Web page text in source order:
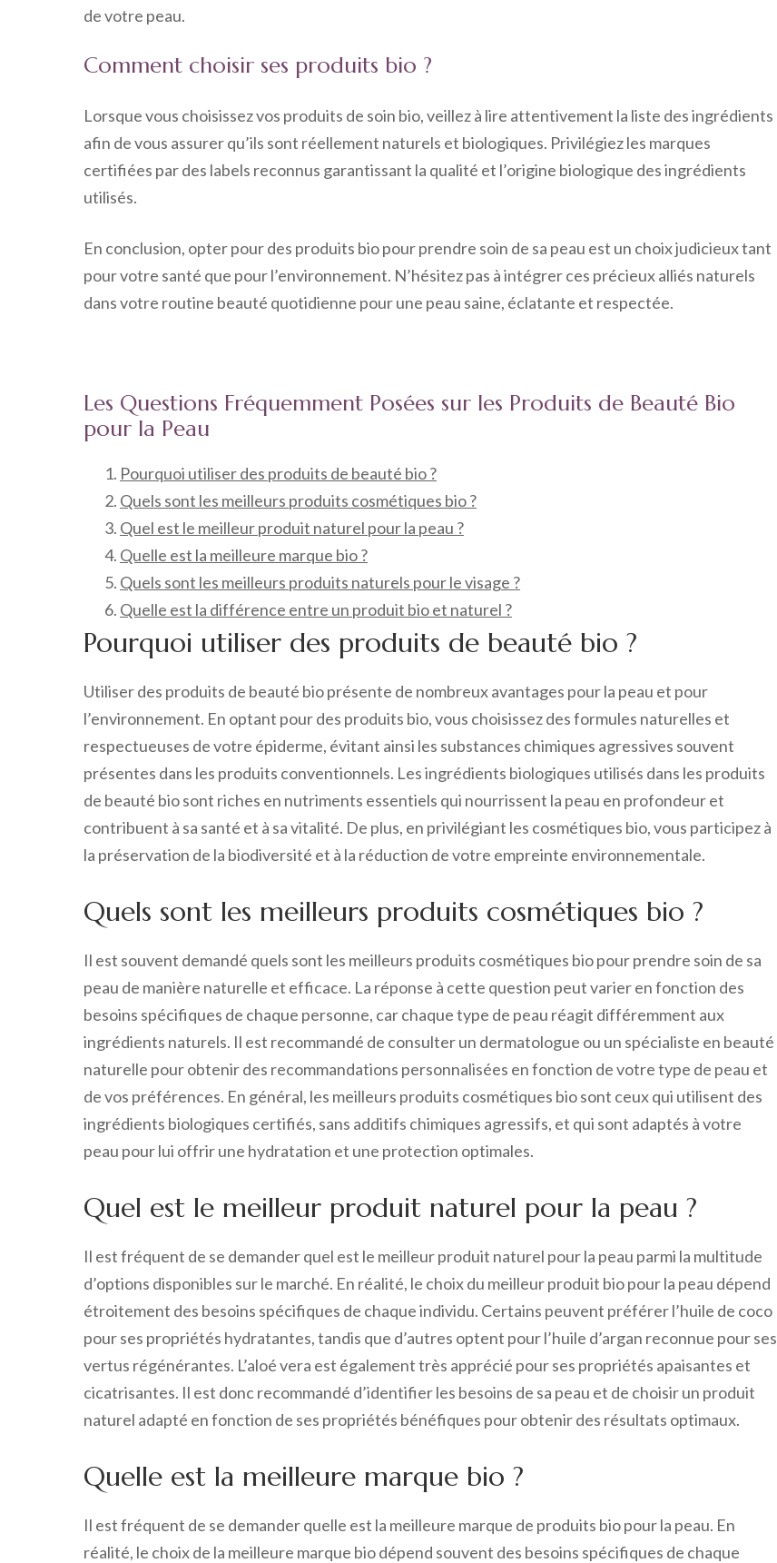
de votre peau.
Comment choisir ses produits bio ?
Lorsque vous choisissez vos produits de soin bio, veillez à lire attentivement la liste des ingrédients
afin de vous assurer qu’ils sont réellement naturels et biologiques. Privilégiez les marques
certifiées par des labels reconnus garantissant la qualité et l’origine biologique des ingrédients
utilisés.
En conclusion, opter pour des produits bio pour prendre soin de sa peau est un choix judicieux tant
pour votre santé que pour l’environnement. N’hésitez pas à intégrer ces précieux alliés naturels
dans votre routine beauté quotidienne pour une peau saine, éclatante et respectée.
Les Questions Fréquemment Posées sur les Produits de Beauté Bio
pour la Peau
Pourquoi utiliser des produits de beauté bio ?
Quels sont les meilleurs produits cosmétiques bio ?
Quel est le meilleur produit naturel pour la peau ?
Quelle est la meilleure marque bio ?
Quels sont les meilleurs produits naturels pour le visage ?
Quelle est la différence entre un produit bio et naturel ?
Pourquoi utiliser des produits de beauté bio ?
Utiliser des produits de beauté bio présente de nombreux avantages pour la peau et pour
l’environnement. En optant pour des produits bio, vous choisissez des formules naturelles et
respectueuses de votre épiderme, évitant ainsi les substances chimiques agressives souvent
présentes dans les produits conventionnels. Les ingrédients biologiques utilisés dans les produits
de beauté bio sont riches en nutriments essentiels qui nourrissent la peau en profondeur et
contribuent à sa santé et à sa vitalité. De plus, en privilégiant les cosmétiques bio, vous participez à
la préservation de la biodiversité et à la réduction de votre empreinte environnementale.
Quels sont les meilleurs produits cosmétiques bio ?
Il est souvent demandé quels sont les meilleurs produits cosmétiques bio pour prendre soin de sa
peau de manière naturelle et efficace. La réponse à cette question peut varier en fonction des
besoins spécifiques de chaque personne, car chaque type de peau réagit différemment aux
ingrédients naturels. Il est recommandé de consulter un dermatologue ou un spécialiste en beauté
naturelle pour obtenir des recommandations personnalisées en fonction de votre type de peau et
de vos préférences. En général, les meilleurs produits cosmétiques bio sont ceux qui utilisent des
ingrédients biologiques certifiés, sans additifs chimiques agressifs, et qui sont adaptés à votre
peau pour lui offrir une hydratation et une protection optimales.
Quel est le meilleur produit naturel pour la peau ?
Il est fréquent de se demander quel est le meilleur produit naturel pour la peau parmi la multitude
d’options disponibles sur le marché. En réalité, le choix du meilleur produit bio pour la peau dépend
étroitement des besoins spécifiques de chaque individu. Certains peuvent préférer l’huile de coco
pour ses propriétés hydratantes, tandis que d’autres optent pour l’huile d’argan reconnue pour ses
vertus régénérantes. L’aloé vera est également très apprécié pour ses propriétés apaisantes et
cicatrisantes. Il est donc recommandé d’identifier les besoins de sa peau et de choisir un produit
naturel adapté en fonction de ses propriétés bénéfiques pour obtenir des résultats optimaux.
Quelle est la meilleure marque bio ?
Il est fréquent de se demander quelle est la meilleure marque de produits bio pour la peau. En
réalité, le choix de la meilleure marque bio dépend souvent des besoins spécifiques de chaque